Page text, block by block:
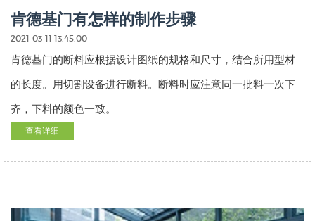
肯德基门有怎样的制作步骤
2021-03-11 13:45:00
肯德基门的断料应根据设计图纸的规格和尺寸，结合所用型材
的长度。用切割设备进行断料。断料时应注意同一批料一次下
齐，下料的颜色一致。
查看详细